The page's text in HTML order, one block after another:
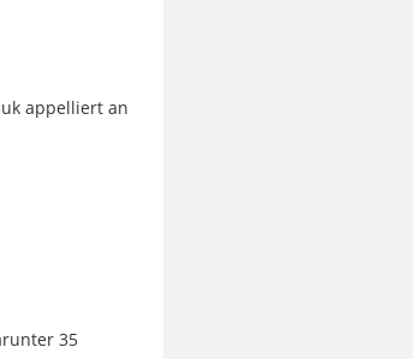
appelliert an
35